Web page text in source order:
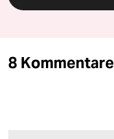
8 Kommentare